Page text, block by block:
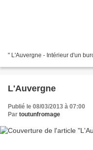
" L'Auvergne - Intérieur d'un
L'Auvergne
Publié le 08/03/2013 à 07:00
Par toutunfromage